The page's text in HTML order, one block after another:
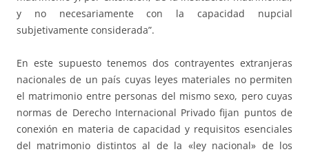
y no necesariamente con la capacidad nupcial
subjetivamente considerada”.
En este supuesto tenemos dos contrayentes extranjeras
nacionales de un país cuyas leyes materiales no permiten
el matrimonio entre personas del mismo sexo, pero cuyas
normas de Derecho Internacional Privado fijan puntos de
conexión en materia de capacidad y requisitos esenciales
del matrimonio distintos al de la «ley nacional» de los